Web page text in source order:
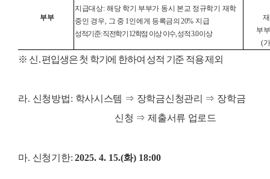
부부
지급대상: 해당 학기 부부가 동시 본교 정규학기 재학
중인 경우, 그 중 1인에게 등록금의20% 지급
성적기준:직전학기 12학점 이상 이수,성적3.0이상
부
(
※ 신․편입생은 첫 학기에 한하여 성적 기준 적용 제외
라. 신청방법: 학사시스템 ⇒ 장학금신청관리 ⇒ 장학금
신청 ⇒제출서류 업로드
마. 신청기한: 2025. 4. 15.(화) 18:00